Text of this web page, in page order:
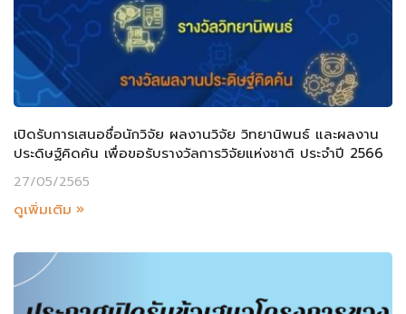
เปิดรับการเสนอชื่อนักวิจัย ผลงานวิจัย วิทยานิพนธ์ และผลงาน
ประดิษฐ์คิดค้น เพื่อขอรับรางวัลการวิจัยแห่งชาติ ประจำปี 2566
27/05/2565
ดูเพิ่มเติม »